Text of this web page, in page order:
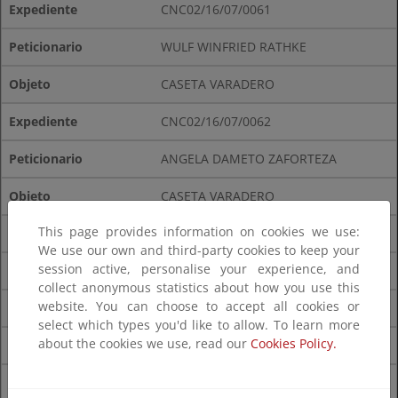
CNC02/16/07/0061
WULF WINFRIED RATHKE
CASETA VARADERO
CNC02/16/07/0062
ANGELA DAMETO ZAFORTEZA
CASETA VARADERO
CNC02/16/07/0096
SA COVA DES POP, S.L.
MODIFICACIÓN MA-10/53
CNC02/17/07/0081
This page provides information on cookies we use:
We use our own and third-party cookies to keep your
session active, personalise your experience, and
collect anonymous statistics about how you use this
website. You can choose to accept all cookies or
select which types you'd like to allow. To learn more
about the cookies we use, read our Cookies Policy.